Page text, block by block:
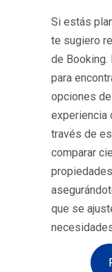
Si estás
te sugiero
de Booking.
para
opciones
experiencia
través de
comparar
que se